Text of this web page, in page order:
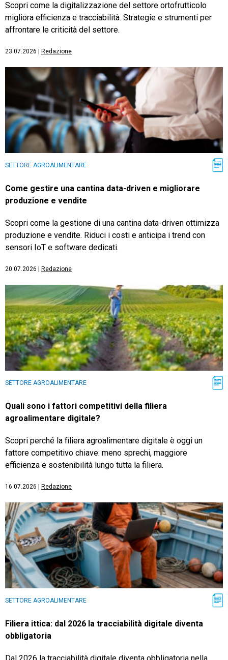
Scopri come la digitalizzazione del settore ortofrutticolo
migliora efficienza e tracciabilità. Strategie e strumenti per
affrontare le criticità del settore.
23.07.2026 Redazione
SETTORE AGROALIMENTARE
Come gestire una cantina data-driven e migliorare
produzione e vendite
Scopri come la gestione di una cantina data-driven ottimizza
produzione e vendite. Riduci i costi e anticipa i trend con
sensori IoT e software dedicati.
20.07.2026 Redazione
SETTORE AGROALIMENTARE
Quali sono i fattori competitivi della filiera
agroalimentare digitale?
Scopri perché la filiera agroalimentare digitale è oggi un
fattore competitivo chiave: meno sprechi, maggiore
efficienza e sostenibilità lungo tutta la filiera.
16.07.2026 Redazione
SETTORE AGROALIMENTARE
Filiera ittica: dal 2026 la tracciabilità digitale diventa
obbligatoria